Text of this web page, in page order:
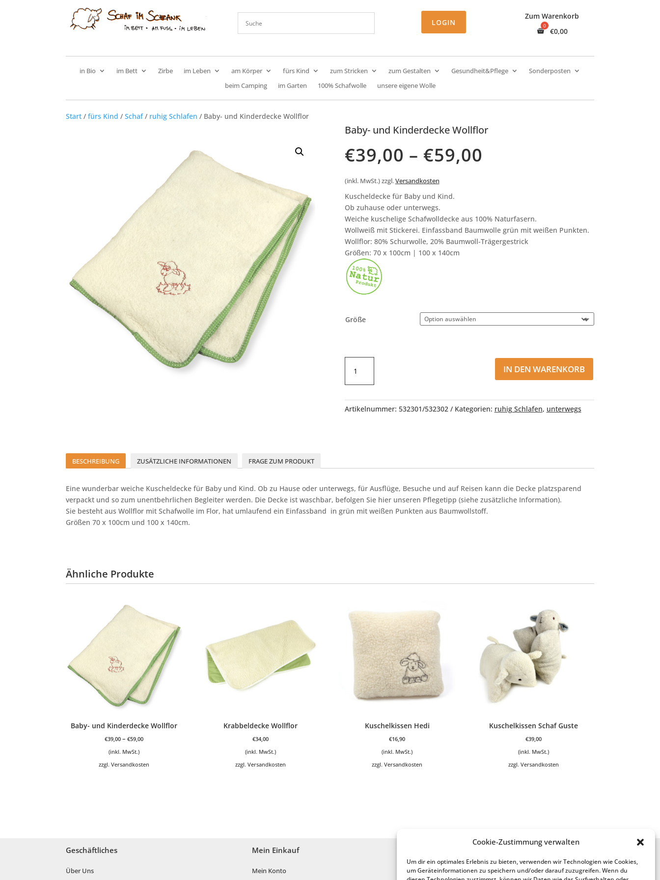
Cookie-Zustimmung verwalten
Um dir ein optimales Erlebnis zu bieten, verwenden wir Technologien wie Cookies,
um Geräteinformationen zu speichern und/oder darauf zuzugreifen. Wenn du
LOGIN
Zum Warenkorb
€0,00
in Bio im Bett Zirbe im Leben am Körper fürs Kind zum Stricken zum Gestalten Gesundheit&Pflege
Sonderposten
beim Camping
im Garten 100% Schafwolle unsere eigene Wolle
Start /fürs Kind /Schaf/ ruhig Schlafen / Baby- und Kinderdecke Wollflor
Baby- und Kinderdecke Wollflor
€39,00 – €59,00
(inkl. MwSt.) zzgl.Versandkosten
Kuscheldecke für Baby und Kind.
Ob zuhause oder unterwegs.
Weiche kuschelige Schafwolldecke aus 100% Naturfasern.
Wollweiß mit Stickerei. Einfassband Baumwolle grün mit weißen Punkten.
Wollflor: 80% Schurwolle, 20% Baumwoll-Trägergestrick
Größen: 70 x 100cm | 100 x 140cm
Größe
und
Kinderdecke
Menge
IN DEN WARENKORB
Artikelnummer: 532301/532302 Kategorien: ruhig Schlafen, unterwegs
BESCHREIBUNG ZUSÄTZLICHE INFORMATIONEN FRAGE ZUM PRODUKT
Eine wunderbar weiche Kuscheldecke für Baby und Kind. Ob zu Hause oder unterwegs, für Ausflüge, Besuche und auf Reisen kann die Decke platzsparend
verpackt und so zum unentbehrlichen Begleiter werden. Die Decke ist waschbar, befolgen Sie hier unseren Pflegetipp (siehe zusätzliche Information).
Sie besteht aus Wollflor mit Schafwolle im Flor, hat umlaufend ein Einfassband in grün mit weißen Punkten aus Baumwollstoff.
Größen 70 x 100cm und 100 x 140cm.
Ähnliche Produkte
Baby- und Kinderdecke Wollflor
€39,00 –€59,00
(inkl. MwSt.)
zzgl.Versandkosten
Krabbeldecke Wollflor
€34,00
(inkl. MwSt.)
zzgl.Versandkosten
Kuschelkissen Hedi
€16,90
(inkl. MwSt.)
zzgl.Versandkosten
Kuschelkissen Schaf Guste
€39,00
(inkl. MwSt.)
zzgl.Versandkosten
Geschäftliches
Über Uns
Mein Einkauf
Mein Konto Anfertigung aus meiner Wolle